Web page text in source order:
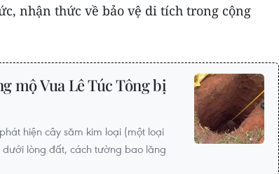
nhận thức về bảo vệ di tích trong cộng
mộ Vua Lê Túc Tông bị
hiện cây săm kim loại (một loại
lòng đất, cách tường bao lăng